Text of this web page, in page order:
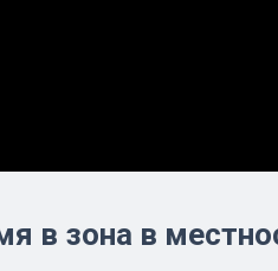
в зона в